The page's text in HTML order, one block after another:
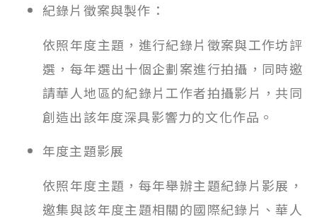
紀錄片徵案與製作：
依照年度主題，進行紀錄片徵案與工作坊評
選，每年選出十個企劃案進行拍攝，同時邀
請華人地區的紀錄片工作者拍攝影片，共同
創造出該年度深具影響力的文化作品。
年度主題影展
依照年度主題，每年舉辦主題紀錄片影展，
邀集與該年度主題相關的國際紀錄片、華人